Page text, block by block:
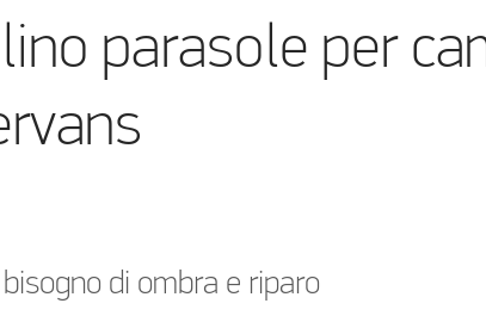
parasole per
di ombra e riparo